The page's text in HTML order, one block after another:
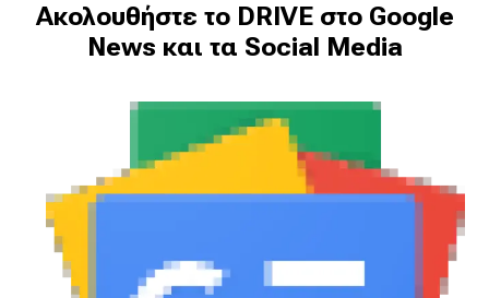
Ακολουθήστε το DRIVE στο Google
News και τα Social Media